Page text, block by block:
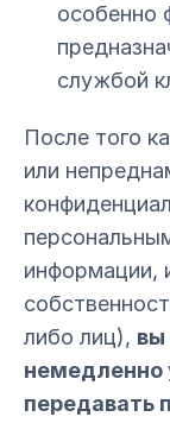
особенно
службой
После того
или
информации,
либо лиц), вы
немедленно
передавать